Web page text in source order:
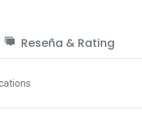
Reseña & Rating